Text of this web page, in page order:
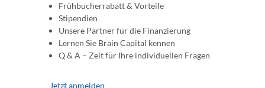
Frühbucherrabatt & Vorteile
Stipendien
Unsere Partner für die Finanzierung
Lernen Sie Brain Capital kennen
Q & A – Zeit für Ihre individuellen Fragen
Jetzt anmelden